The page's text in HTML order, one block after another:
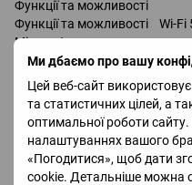
Ми дбаємо про вашу
Цей веб-сайт
та статистичних цілей, а
оптимальної роботи
налаштуваннях вашого
«Погодитися», щоб дати
cookie. Детальніше можна
Функції та можливості
Функції та можливості Wi-Fi
Miracast
Chromecast
Bluetooth v 5.2
Google Assistant
Роз'єми
HDMI 3 шт.
Версія HDMI v 2.1